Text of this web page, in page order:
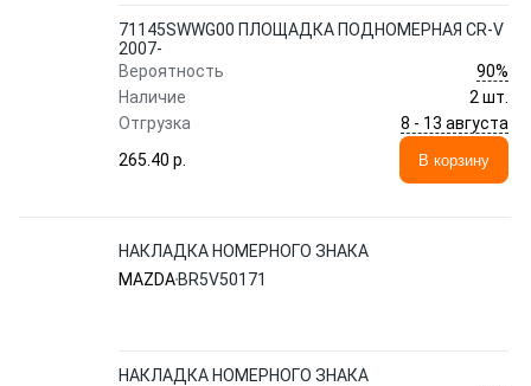
71145SWWG00 ПЛОЩАДКА ПОДНОМЕРНАЯ CR-V
2007-
Вероятность
90%
Наличие
2 шт.
Отгрузка
8 - 13 августа
265.40 p.
В корзину
НАКЛАДКА НОМЕРНОГО ЗНАКА
MAZDA BR5V50171
НАКЛАДКА НОМЕРНОГО ЗНАКА